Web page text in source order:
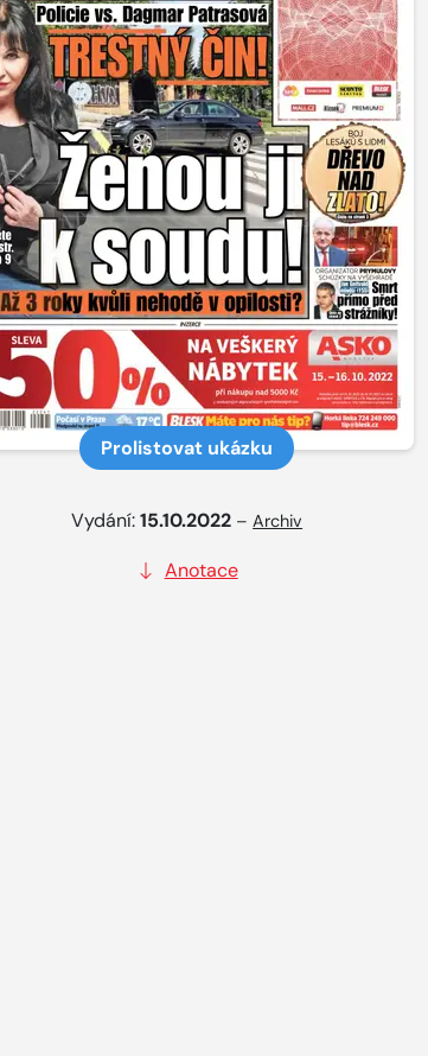
Prolistovat ukázku
Vydání:15.10.2022 –Archiv
Anotace